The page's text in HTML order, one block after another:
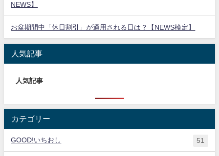
NEWS】
お盆期間中「休日割引」が適用される日は？【NEWS検定】
人気記事
人気記事
カテゴリー
GOOD!いちおし 51